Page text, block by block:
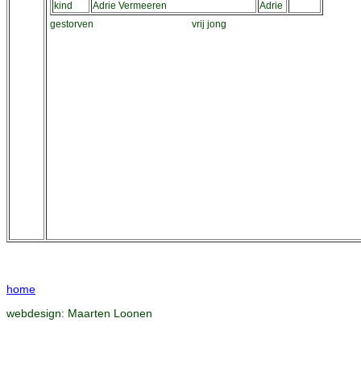
kind
Adrie Vermeeren
Adrie
gestorven
vrij jong
home
webdesign: Maarten Loonen